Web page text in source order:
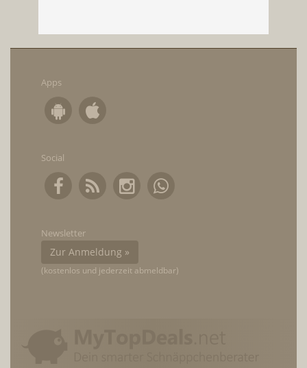
Apps
Social
Newsletter
Zur Anmeldung »
(kostenlos und jederzeit abmeldbar)